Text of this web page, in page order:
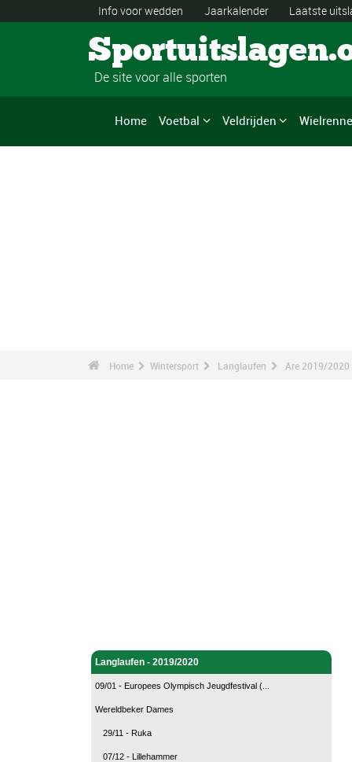
Info voor wedden Jaarkalender Laatste
De site voor alle sporten
Home Voetbal Veldrijden
Home Wintersport Langlaufen Are 2019/2020
Langlaufen - 2019/2020
09/01 - Europees Olympisch Jeugdfestival (...
Wereldbeker Dames
29/11 - Ruka
07/12 - Lillehammer